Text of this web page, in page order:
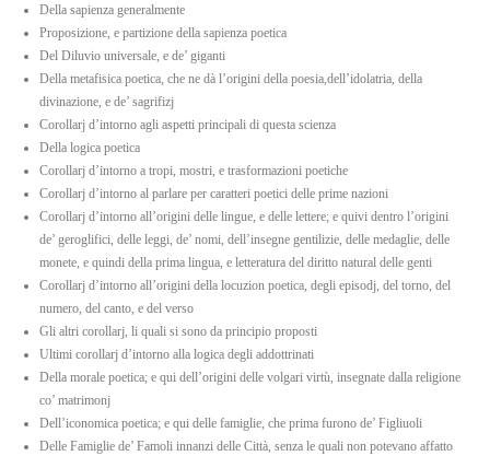
Della sapienza generalmente
Proposizione, e partizione della sapienza poetica
Del Diluvio universale, e de’ giganti
Della metafisica poetica, che ne dà l’origini della poesia,dell’idolatria, della
divinazione, e de’ sagrifizj
Corollarj d’intorno agli aspetti principali di questa scienza
Della logica poetica
Corollarj d’intorno a tropi, mostri, e trasformazioni poetiche
Corollarj d’intorno al parlare per caratteri poetici delle prime nazioni
Corollarj d’intorno all’origini delle lingue, e delle lettere; e quivi dentro l’origini
de’ geroglifici, delle leggi, de’ nomi, dell’insegne gentilizie, delle medaglie, delle
monete, e quindi della prima lingua, e letteratura del diritto natural delle genti
Corollarj d’intorno all’origini della locuzion poetica, degli episodj, del torno, del
numero, del canto, e del verso
Gli altri corollarj, li quali si sono da principio proposti
Ultimi corollarj d’intorno alla logica degli addottrinati
Della morale poetica; e qui dell’origini delle volgari virtù, insegnate dalla religione
co’ matrimonj
Dell’iconomica poetica; e qui delle famiglie, che prima furono de’ Figliuoli
Delle Famiglie de’ Famoli innanzi delle Città, senza le quali non potevano affatto